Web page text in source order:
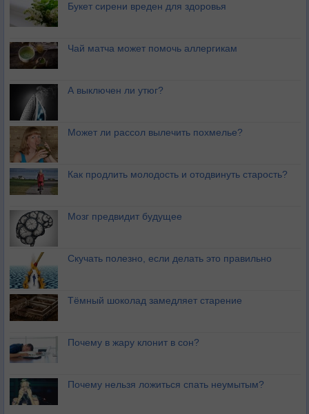
Букет сирени вреден для здоровья
Чай матча может помочь аллергикам
А выключен ли утюг?
Может ли рассол вылечить похмелье?
Как продлить молодость и отодвинуть старость?
Мозг предвидит будущее
Скучать полезно, если делать это правильно
Тёмный шоколад замедляет старение
Почему в жару клонит в сон?
Почему нельзя ложиться спать неумытым?